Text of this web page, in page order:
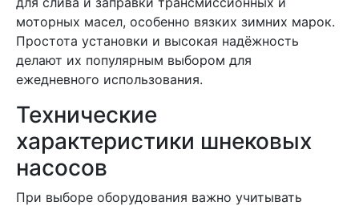
моторных масел, особенно вязких зимних марок.
Простота установки и высокая надёжность
делают их популярным выбором для
ежедневного использования.
Технические
характеристики шнековых
насосов
При выборе оборудования важно учитывать